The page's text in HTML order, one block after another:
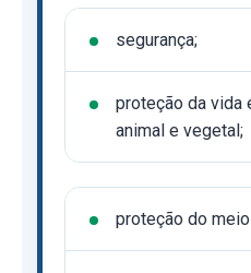
segurança;
proteção da vida
animal e vegetal;
proteção do